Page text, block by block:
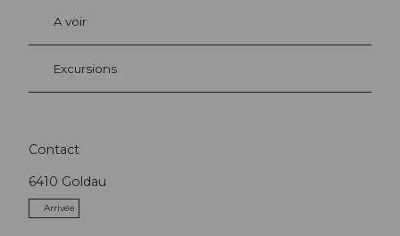
A voir
Excursions
Contact
6410 Goldau
Arrivée